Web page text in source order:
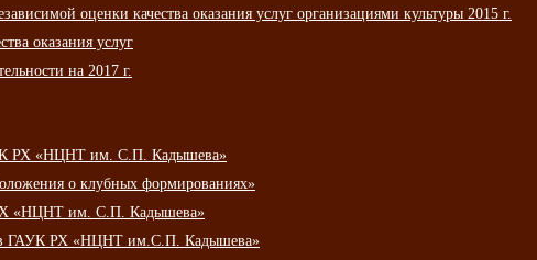
оценки качества оказания услуг организациями культуры 2015 г.
оказания услуг
на 2017 г.
РХ «НЦНТ им. С.П. Кадышева»
о клубных формированиях»
«НЦНТ им. С.П. Кадышева»
в ГАУК РХ «НЦНТ им.С.П. Кадышева»